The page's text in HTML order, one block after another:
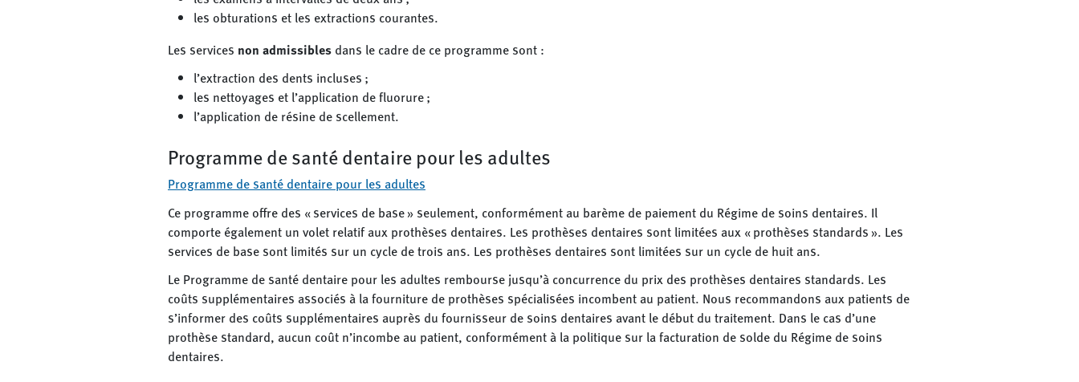
les obturations et les extractions courantes.
Les services non admissibles dans le cadre de ce programme sont :
l’extraction des dents incluses ;
les nettoyages et l’application de fluorure ;
l’application de résine de scellement.
Programme de santé dentaire pour les adultes
Programme de santé dentaire pour les adultes
Ce programme offre des « services de base » seulement, conformément au barème de paiement du Régime de soins dentaires. Il
comporte également un volet relatif aux prothèses dentaires. Les prothèses dentaires sont limitées aux « prothèses standards ». Les
services de base sont limités sur un cycle de trois ans. Les prothèses dentaires sont limitées sur un cycle de huit ans.
Le Programme de santé dentaire pour les adultes rembourse jusqu’à concurrence du prix des prothèses dentaires standards. Les
coûts supplémentaires associés à la fourniture de prothèses spécialisées incombent au patient. Nous recommandons aux patients de
s’informer des coûts supplémentaires auprès du fournisseur de soins dentaires avant le début du traitement. Dans le cas d’une
prothèse standard, aucun coût n’incombe au patient, conformément à la politique sur la facturation de solde du Régime de soins
dentaires.